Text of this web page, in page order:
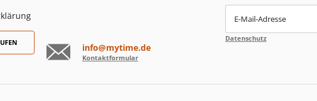
info@mytime.de
Kontaktformular
E-Mail-Adresse
Datenschutz